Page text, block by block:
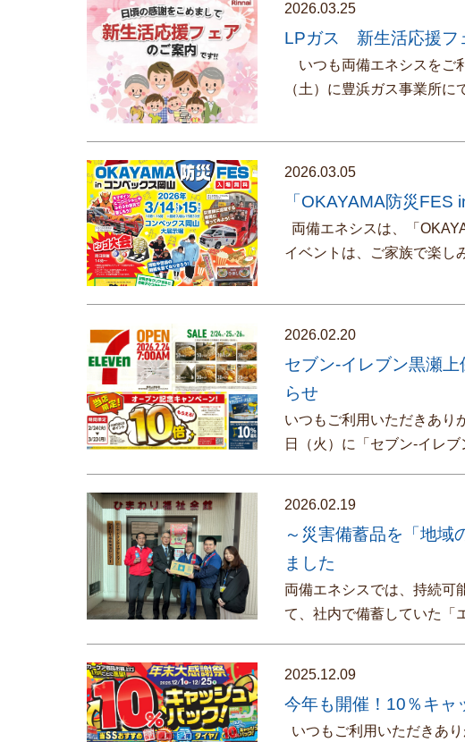
2026.03.25
LPガス 新生活応援フ
いつも両備エネシスをご
（土）に豊浜ガス事業所
2026.03.05
「OKAYAMA防災
両備エネシスは、「
イベントは、ご家族で楽し
2026.02.20
セブン-イレブン黒瀬
らせ
いつもご利用いただきあり
日（火）に「セブン-イレ
2026.02.19
～災害備蓄品を「地域
ました
両備エネシスでは、持続可
て、社内で備蓄していた
2025.12.09
今年も開催！10％キャ
いつもご利用いただきあ